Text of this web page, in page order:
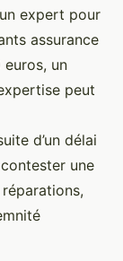
expert pour
assurance
un
peut
d’un délai
une